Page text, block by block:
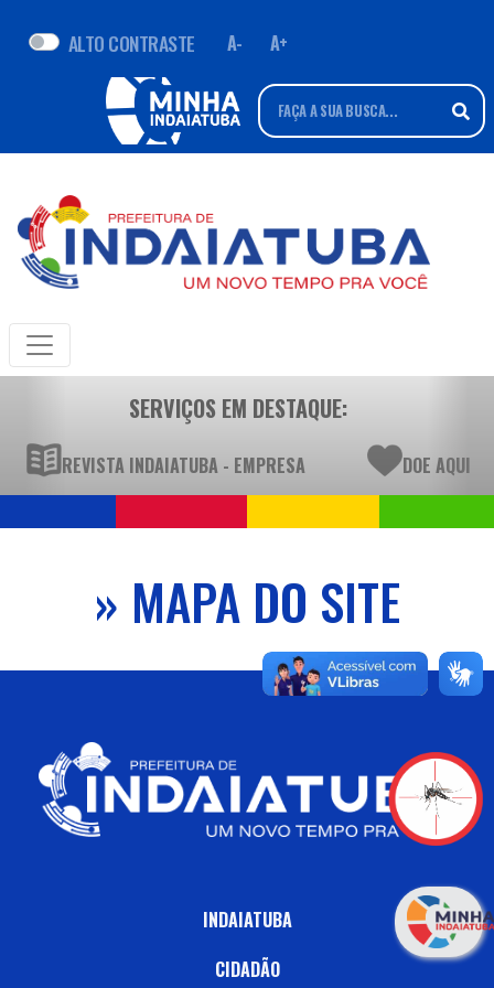
ALTO CONTRASTE A- A+
SERVIÇOS EM DESTAQUE:
REVISTA INDAIATUBA - EMPRESA DOE AQUI
» MAPA DO SITE
INDAIATUBA
CIDADÃO